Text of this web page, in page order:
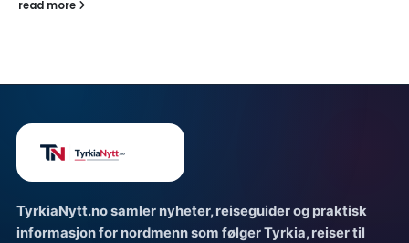
read more
TyrkiaNytt.no samler nyheter, reiseguider og praktisk
informasjon for nordmenn som følger Tyrkia, reiser til